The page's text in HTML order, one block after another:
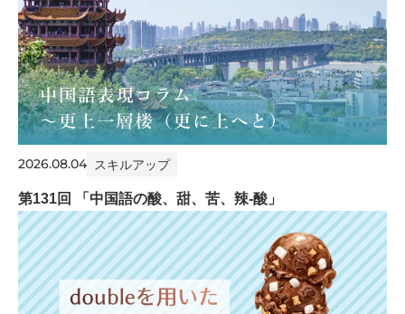
2026.08.04 スキルアップ
第131回 「中国語の酸、甜、苦、辣-酸」